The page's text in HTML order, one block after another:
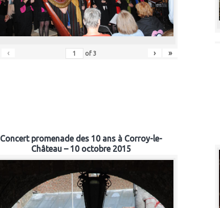
‹ of3 › »
Concert promenade des 10 ans à Corroy-le-
Château – 10 octobre 2015